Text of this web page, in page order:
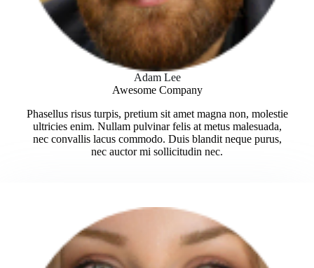
Adam Lee
Awesome Company
Phasellus risus turpis, pretium sit amet magna non, molestie
ultricies enim. Nullam pulvinar felis at metus malesuada,
nec convallis lacus commodo. Duis blandit neque purus,
nec auctor mi sollicitudin nec.